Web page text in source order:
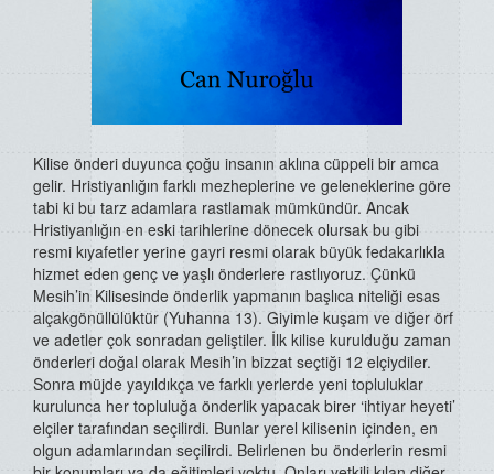
Kilise önderi duyunca çoğu insanın aklına cüppeli bir amca
gelir. Hristiyanlığın farklı mezheplerine ve geleneklerine göre
tabi ki bu tarz adamlara rastlamak mümkündür. Ancak
Hristiyanlığın en eski tarihlerine dönecek olursak bu gibi
resmi kıyafetler yerine gayri resmi olarak büyük fedakarlıkla
hizmet eden genç ve yaşlı önderlere rastlıyoruz. Çünkü
Mesih’in Kilisesinde önderlik yapmanın başlıca niteliği esas
alçakgönüllülüktür (Yuhanna 13). Giyimle kuşam ve diğer örf
ve adetler çok sonradan geliştiler. İlk kilise kurulduğu zaman
önderleri doğal olarak Mesih’in bizzat seçtiği 12 elçiydiler.
Sonra müjde yayıldıkça ve farklı yerlerde yeni topluluklar
kurulunca her topluluğa önderlik yapacak birer ‘ihtiyar heyeti’
elçiler tarafından seçilirdi. Bunlar yerel kilisenin içinden, en
olgun adamlarından seçilirdi. Belirlenen bu önderlerin resmi